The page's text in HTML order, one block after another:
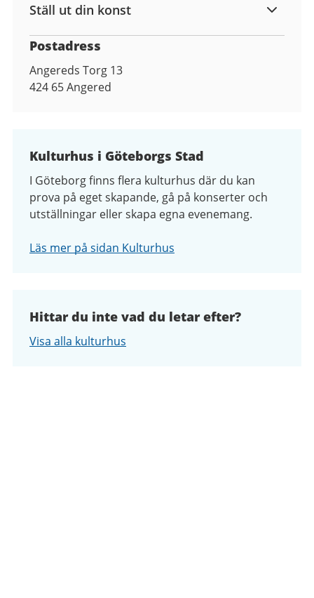
Ställ ut din konst
Postadress
Angereds Torg 13
424 65Angered
Kulturhus i Göteborgs Stad
I Göteborg finns flera kulturhus där du kan
prova på eget skapande, gå på konserter och
utställningar eller skapa egna evenemang.
Läs mer på sidan Kulturhus
Hittar du inte vad du letar efter?
Visa alla kulturhus